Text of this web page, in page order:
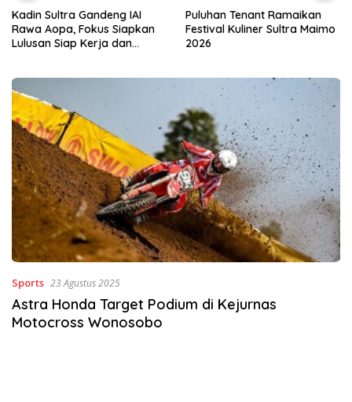
Kadin Sultra Gandeng IAI
Rawa Aopa, Fokus Siapkan
Lulusan Siap Kerja dan
Puluhan Tenant Ramaikan
Festival Kuliner Sultra Maimo
2026
Sports 23 Agustus 2025
Astra Honda Target Podium di Kejurnas
Motocross Wonosobo